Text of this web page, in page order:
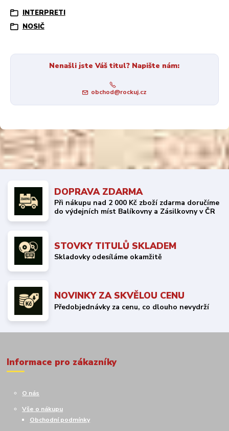
INTERPRETI
NOSIČ
Nenašli jste Váš titul? Napište nám:
obchod@rockuj.cz
DOPRAVA ZDARMA
Při nákupu nad 2 000 Kč zboží zdarma doručíme
do výdejních míst Balíkovny a Zásilkovny v ČR
STOVKY TITULŮ SKLADEM
Skladovky odesíláme okamžitě
NOVINKY ZA SKVĚLOU CENU
Předobjednávky za cenu, co dlouho nevydrží
Informace pro zákazníky
O nás
Vše o nákupu
Obchodní podmínky